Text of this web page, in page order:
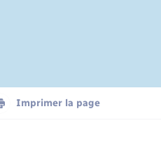
Imprimer la page